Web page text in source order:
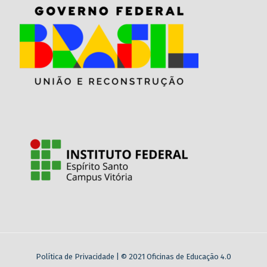
Política de Privacidade | © 2021 Oficinas de Educação 4.0